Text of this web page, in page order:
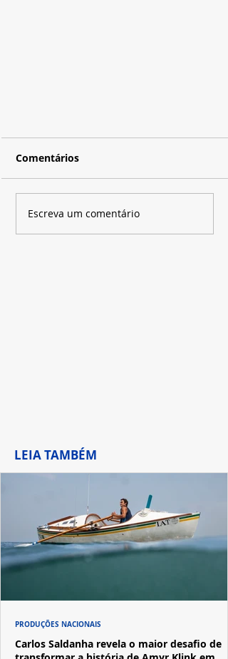
Comentários
Escreva um comentário
LEIA TAMBÉM
Carlos Saldanha revela o maior desafio de
PRODUÇÕES NACIONAIS